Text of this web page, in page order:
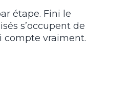
étape. Fini le
s’occupent de
compte vraiment.